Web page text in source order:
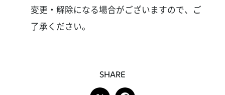
変更・解除になる場合がございますので、ご
了承ください。
SHARE